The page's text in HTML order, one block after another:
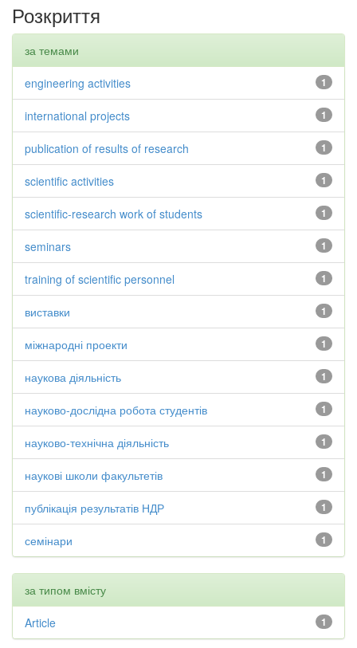
Розкриття
за темами
1
engineering activities
1
international projects
1
publication of results of research
1
scientific activities
1
scientific-research work of students
1
seminars
1
training of scientific personnel
1
виставки
1
міжнародні проекти
1
наукова діяльність
1
науково-дослідна робота студентів
1
науково-технічна діяльність
1
наукові школи факультетів
1
публікація результатів НДР
1
семінари
за типом вмісту
1
Article